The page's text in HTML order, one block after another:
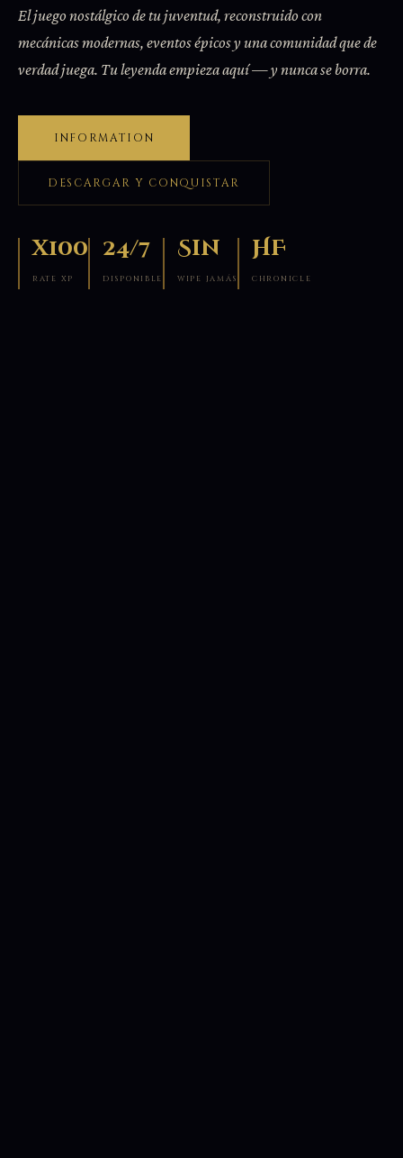
El juego nostálgico de tu juventud, reconstruido con
mecánicas modernas, eventos épicos y una comunidad que de
verdad juega. Tu leyenda empieza aquí — y nunca se borra.
INFORMATION
DESCARGAR Y CONQUISTAR
x100
RATE XP
24/7
DISPONIBLE
Sin
WIPE JAMÁS
HF
CHRONICLE